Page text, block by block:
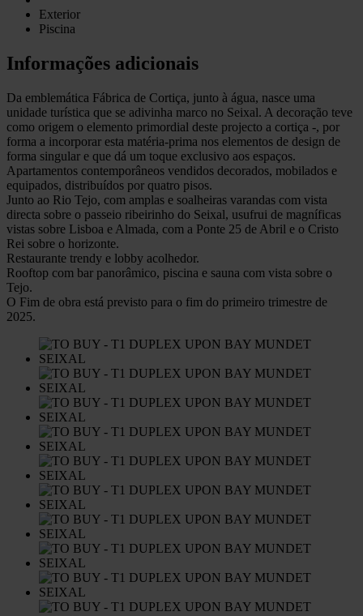
Exterior
Piscina
Informações adicionais
Da emblemática Fábrica de Cortiça, junto à água, nasce uma
unidade turística que se adivinha marco no Seixal. A decoração teve
como origem o elemento primordial deste projecto a cortiça -, por
forma a incorporar esta matéria-prima nos elementos de design de
forma singular e que dá um toque exclusivo aos espaços.
Apartamentos contemporâneos vendidos decorados, mobilados e
equipados, distribuídos por quatro pisos.
Junto ao Rio Tejo, com amplas e soalheiras varandas com vista
directa sobre o passeio ribeirinho do Seixal, usufrui de magníficas
vistas sobre Lisboa e Almada, com a Ponte 25 de Abril e o Cristo
Rei sobre o horizonte.
Restaurante trendy e lobby acolhedor.
Rooftop com bar panorâmico, piscina e sauna com vista sobre o
Tejo.
O Fim de obra está previsto para o fim do primeiro trimestre de
2025.